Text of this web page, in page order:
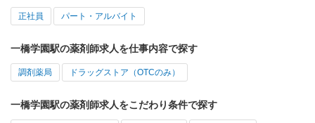
正社員 パート・アルバイト
一橋学園駅の薬剤師求人を仕事内容で探す
調剤薬局 ドラッグストア（OTCのみ）
一橋学園駅の薬剤師求人をこだわり条件で探す